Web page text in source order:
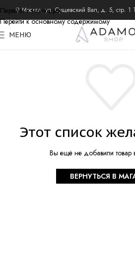
Перейти к навигации
Перейти к основному содержимому
⚲ Москва, ул. Сущевский Вал, д. 5, стр. 1
МЕНЮ
Этот список
Вы ещё не добавили товар
ВЕРНУТЬСЯ В